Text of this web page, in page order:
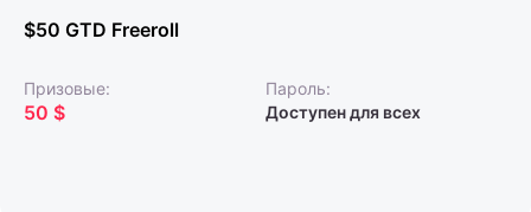
$50 GTD Freeroll
Призовые:
50 $
Пароль:
Доступен для всех